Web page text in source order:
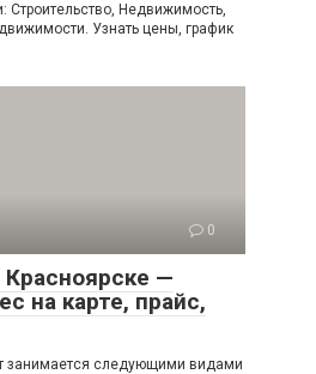
Строительство, Недвижимость,
Узнать цены, график
0
—
на карте, прайс,
занимается следующими видами